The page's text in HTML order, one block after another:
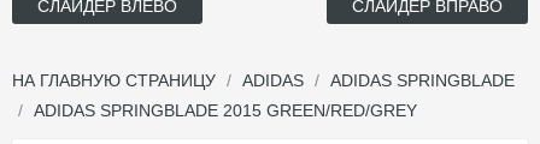
СЛАЙДЕР ВЛЕВО СЛАЙДЕР ВПРАВО
НА ГЛАВНУЮ СТРАНИЦУ ADIDAS
ADIDAS SPRINGBLADE
ADIDAS SPRINGBLADE 2015 GREEN/RED/GREY